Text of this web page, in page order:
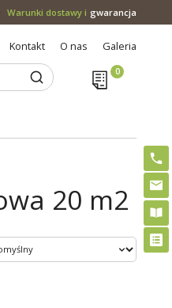
Warunki dostawy i gwarancja
Kontakt O nas Galeria
20 m2